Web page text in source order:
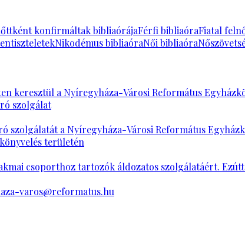
konfirmáltak bibliaórájaFérfi bibliaóraFiatal
Nikodémus bibliaóraNői bibliaóra
keresztül a Nyíregyháza-Városi Református
szolgálat
szolgálatát a Nyíregyháza-Városi Református
területén
csoporthoz tartozók áldozatos szolgálatáért.
varos@reformatus.hu